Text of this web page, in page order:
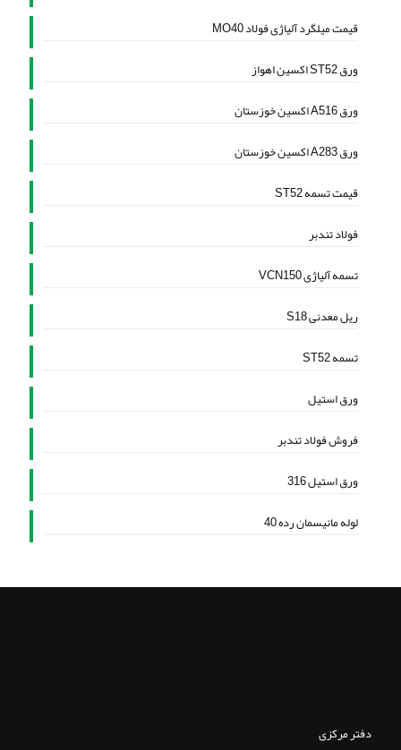
قیمت میلگرد آلیاژی فولاد MO40
ورق ST52 اکسین اهواز
ورق A516 اکسین خوزستان
ورق A283 اکسین خوزستان
قیمت تسمه ST52
فولاد تندبر
تسمه آلیاژی VCN150
ریل معدنی S18
تسمه ST52
ورق استیل
فروش فولاد تندبر
ورق استیل 316
لوله مانیسمان رده 40
دفتر مرکزی